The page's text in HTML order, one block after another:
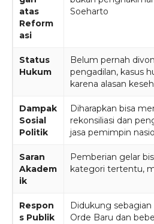
atas
Reform
asi
Soeharto
Status
Hukum
Belum pernah
pengadilan, kasus
karena alasan
Dampak
Sosial
Politik
Diharapkan bisa
rekonsiliasi dan
jasa pemimpin
Saran
Akadem
ik
Pemberian gelar
kategori tertentu,
Respon
s Publik
Didukung
Orde Baru dan